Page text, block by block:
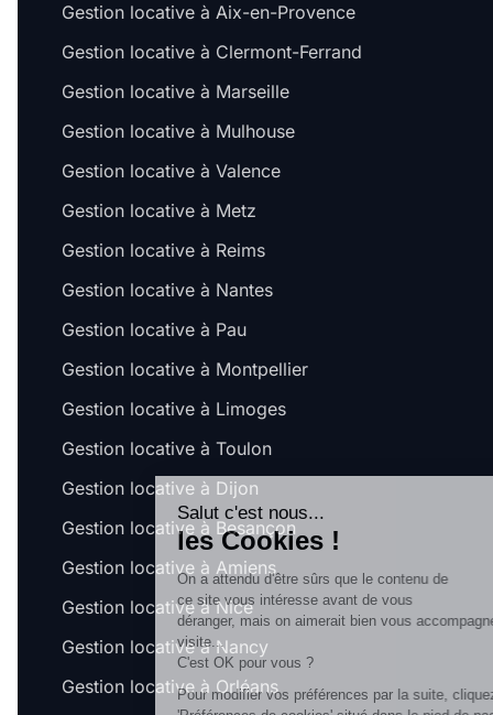
Gestion locative à Aix-en-Provence
Gestion locative à Clermont-Ferrand
Gestion locative à Marseille
Gestion locative à Mulhouse
Gestion locative à Valence
Gestion locative à Metz
Gestion locative à Reims
Gestion locative à Nantes
Gestion locative à Pau
Gestion locative à Montpellier
Gestion locative à Limoges
Gestion locative à Toulon
Gestion locative à Dijon
Gestion locative à Besançon
Gestion locative à Amiens
Gestion locative à Nice
Gestion locative à Nancy
Gestion locative à Orléans
les Cookies !
On a attendu d'être sûrs que le contenu de
ce site vous intéresse avant de vous
déranger, mais on aimerait bien vous accompagner pendant votre
visite...
Pour modifier vos préférences par la suite, cliquez sur le lien